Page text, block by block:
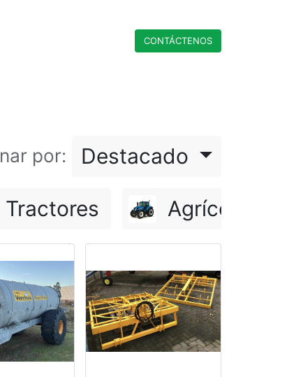
CONTÁCTENO​​​​S
por: Destacado
Tractores Agrícola